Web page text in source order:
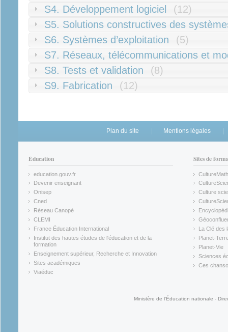
S4. Développement logiciel
(12)
S5. Solutions constructives des
S6. Systèmes d’exploitation
(5)
S7. Réseaux, télécommunications et
S8. Tests et validation
(8)
S9. Fabrication
(12)
Plan du site Mentions légales
Éducation
education.gouv.fr
(link is external)
Devenir enseignant
(link is external)
Onisep
(link is external)
Cned
(link is external)
Réseau Canopé
(link is external)
CLEMI
(link is external)
France Éducation International
(link is external)
Institut des hautes études de l'éducation et de la
formation
(link is external)
Enseignement supérieur, Recherche et Innovation
(link is external)
Sites académiques
(link is external)
Viaéduc
Sites de
CultureMath
(link is
(link is
Culture
(link is
(link is
(link is
La Clé des
(link is
Planet-
(link is
Planet-Vie
(link is
Sciences
(link is
Ces
Ministère de l'Éducation nationale -